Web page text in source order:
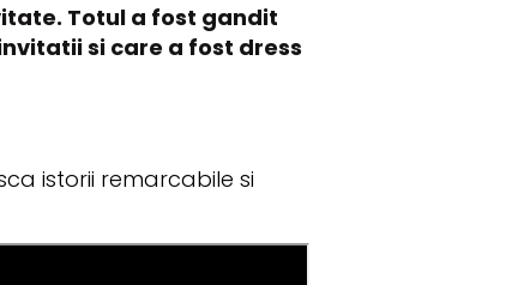
Totul a fost gandit
si care a fost dress
istorii remarcabile si